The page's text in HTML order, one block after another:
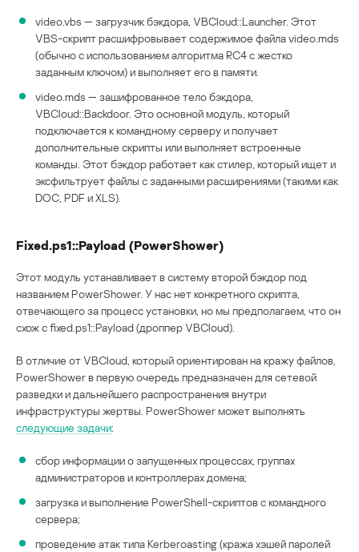
video.vbs — загрузчик бэкдора, VBCloud::Launcher. Этот
VBS-скрипт расшифровывает содержимое файла video.mds
(обычно с использованием алгоритма RC4 с жестко
заданным ключом) и выполняет его в памяти.
video.mds — зашифрованное тело бэкдора,
VBCloud::Backdoor. Это основной модуль, который
подключается к командному серверу и получает
дополнительные скрипты или выполняет встроенные
команды. Этот бэкдор работает как стилер, который ищет и
эксфильтрует файлы с заданными расширениями (такими как
DOC, PDF и XLS).
Fixed.ps1::Payload (PowerShower)
Этот модуль устанавливает в систему второй бэкдор под
названием PowerShower. У нас нет конкретного скрипта,
отвечающего за процесс установки, но мы предполагаем, что он
схож с fixed.ps1::Payload (дроппер VBCloud).
В отличие от VBCloud, который ориентирован на кражу файлов,
PowerShower в первую очередь предназначен для сетевой
разведки и дальнейшего распространения внутри
инфраструктуры жертвы. PowerShower может выполнять
следующие задачи:
сбор информации о запущенных процессах, группах
администраторов и контроллерах домена;
загрузка и выполнение PowerShell-скриптов с командного
сервера;
проведение атак типа Kerberoasting (кража хэшей паролей